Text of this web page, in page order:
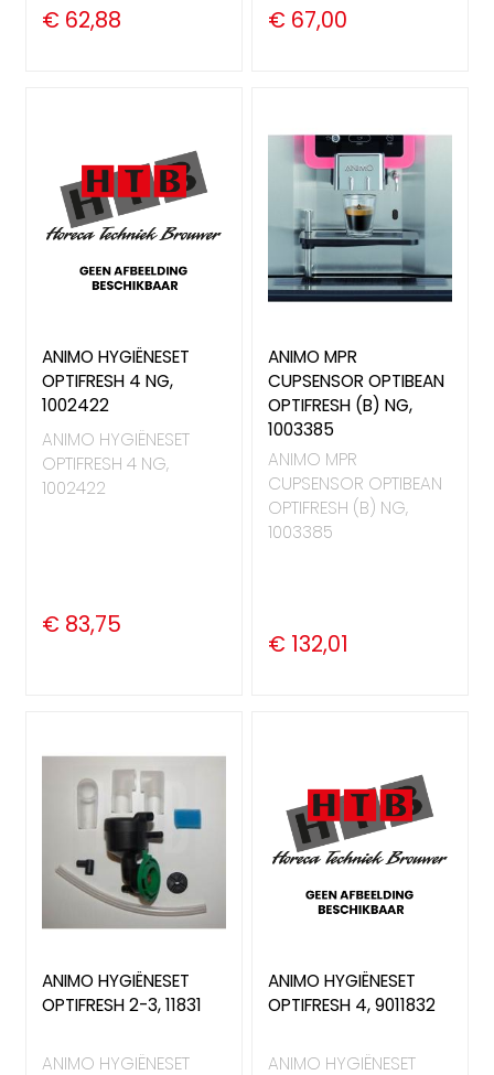
€ 62,88 € 67,00
ANIMO HYGIËNESET
OPTIFRESH 4 NG,
1002422
ANIMO HYGIËNESET
OPTIFRESH 4 NG,
1002422
€ 83,75
ANIMO MPR
CUPSENSOR OPTIBEAN
OPTIFRESH (B) NG,
1003385
ANIMO MPR
CUPSENSOR OPTIBEAN
OPTIFRESH (B) NG,
1003385
€ 132,01
ANIMO HYGIËNESET
OPTIFRESH 2-3, 11831
ANIMO HYGIËNESET
ANIMO HYGIËNESET
OPTIFRESH 4, 9011832
ANIMO HYGIËNESET